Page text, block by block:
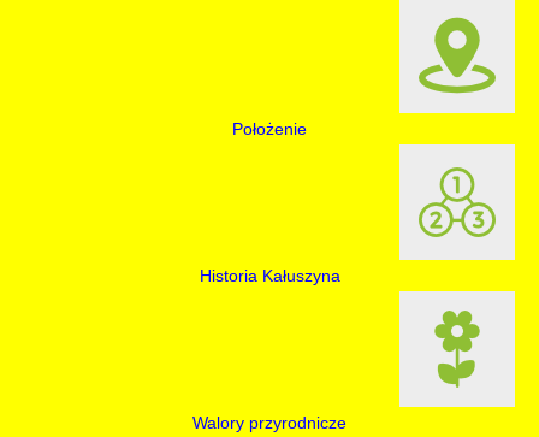
Położenie
Historia Kałuszyna
Walory przyrodnicze